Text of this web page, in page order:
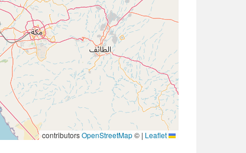
|
©
OpenStreetMap